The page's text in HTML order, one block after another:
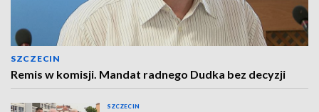
SZCZECIN
Remis w komisji. Mandat radnego Dudka bez decyzji
SZCZECIN